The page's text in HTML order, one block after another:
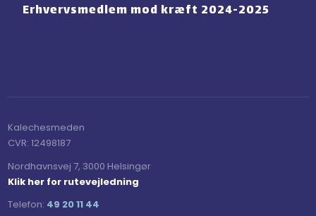
Erhvervsmedlem mod ​kræft 2024-2025
Kalechesmeden​
CVR:​ 12498187
Nordhavnsvej 7, 3000 Helsingør
Klik her for rutevejledning
Telefon: 49 20 11 44